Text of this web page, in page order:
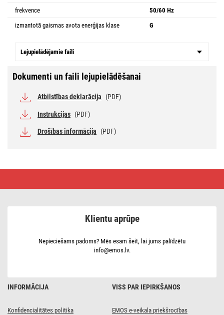
frekvence
50/60 Hz
izmantotā gaismas avota enerģijas klase
G
Lejupielādējamie faili
Dokumenti un faili lejupielādēšanai
Atbilstības deklarācija (PDF)
Instrukcijas (PDF)
Drošības informācija (PDF)
INFORMĀCIJA
Konfidencialitātes politika
VISS PAR IEPIRKŠANOS
EMOS e-veikala priekšrocības
Klientu aprūpe
Nepieciešams padoms? Mēs esam šeit, lai jums palīdzētu
info@emos.lv.